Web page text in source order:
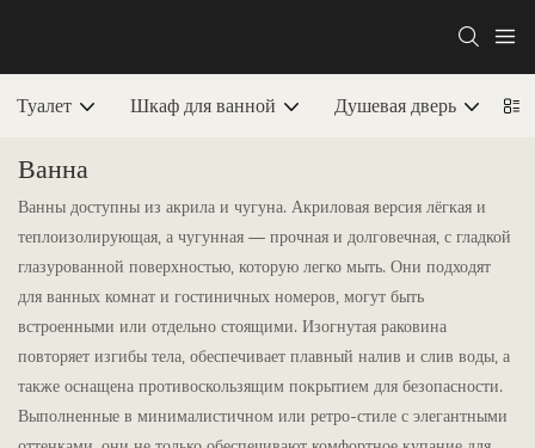
Туалет Шкаф для ванной Душевая дверь
Ванна
Ванны доступны из акрила и чугуна. Акриловая версия лёгкая и
теплоизолирующая, а чугунная — прочная и долговечная, с гладкой
глазурованной поверхностью, которую легко мыть. Они подходят
для ванных комнат и гостиничных номеров, могут быть
встроенными или отдельно стоящими. Изогнутая раковина
повторяет изгибы тела, обеспечивает плавный налив и слив воды, а
также оснащена противоскользящим покрытием для безопасности.
Выполненные в минималистичном или ретро-стиле с элегантными